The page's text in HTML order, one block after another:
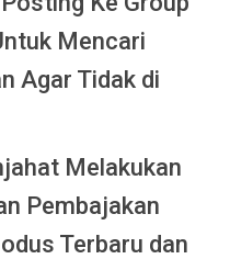
Mencari
Agar Tidak di
Melakukan
Pembajakan
Terbaru dan